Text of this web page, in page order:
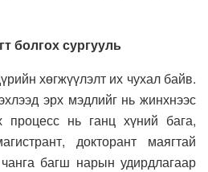
болгох сургууль
хөгжүүлэлт их чухал байв.
эрх мэдлийг нь жинхнээс
процесс нь ганц хүний бага,
докторант маягтай
багш нарын удирдлагаар